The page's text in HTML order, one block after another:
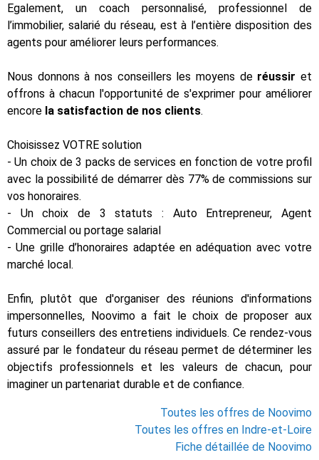
Egalement, un coach personnalisé, professionnel de
l’immobilier, salarié du réseau, est à l’entière disposition des
agents pour améliorer leurs performances.
Nous donnons à nos conseillers les moyens de réussir et
offrons à chacun l'opportunité de s'exprimer pour améliorer
encore la satisfaction de nos clients.
Choisissez VOTRE solution
- Un choix de 3 packs de services en fonction de votre profil
avec la possibilité de démarrer dès 77% de commissions sur
vos honoraires.
- Un choix de 3 statuts : Auto Entrepreneur, Agent
Commercial ou portage salarial
- Une grille d’honoraires adaptée en adéquation avec votre
marché local.
Enfin, plutôt que d'organiser des réunions d'informations
impersonnelles, Noovimo a fait le choix de proposer aux
futurs conseillers des entretiens individuels. Ce rendez-vous
assuré par le fondateur du réseau permet de déterminer les
objectifs professionnels et les valeurs de chacun, pour
imaginer un partenariat durable et de confiance.
Toutes les offres de Noovimo
Toutes les offres en Indre-et-Loire
Fiche détaillée de Noovimo